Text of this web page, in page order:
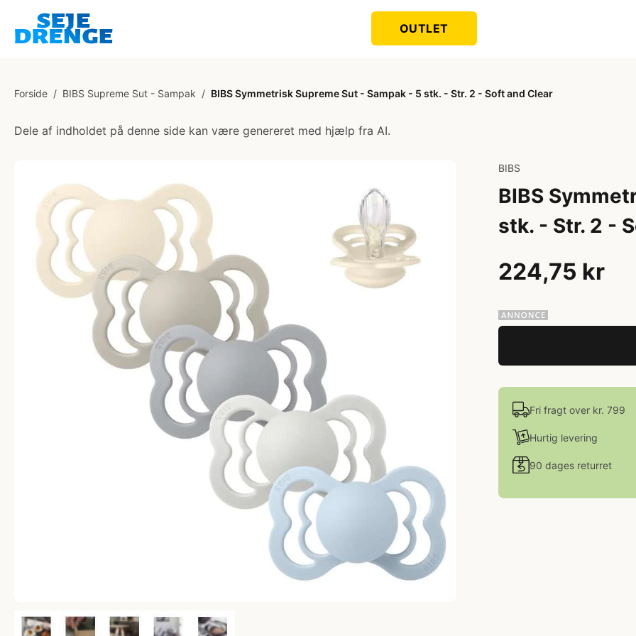
OUTLET
Forside / BIBS Supreme Sut - Sampak / BIBS Symmetrisk Supreme Sut - Sampak - 5 stk. - Str. 2 - Soft and Clear
Dele af indholdet på denne side kan være genereret med hjælp fra AI.
BIBS
BIBS
stk. - Str. 2 -
224,75 kr
Fri fragt over kr. 799
Hurtig levering
90 dages returret